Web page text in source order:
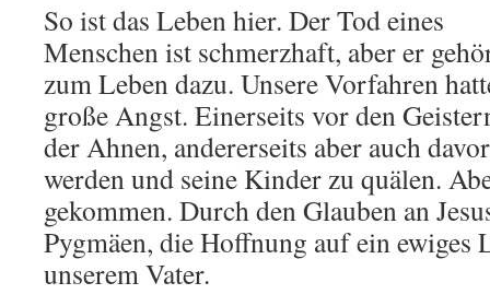
So ist das Leben hier. Der Tod eines
Menschen ist schmerzhaft, aber er
zum Leben dazu. Unsere Vorfahren
große Angst. Einerseits vor den
der Ahnen, andererseits aber auch
werden und seine Kinder zu quälen.
gekommen. Durch den Glauben an
Pygmäen, die Hoffnung auf ein ewiges
unserem Vater.